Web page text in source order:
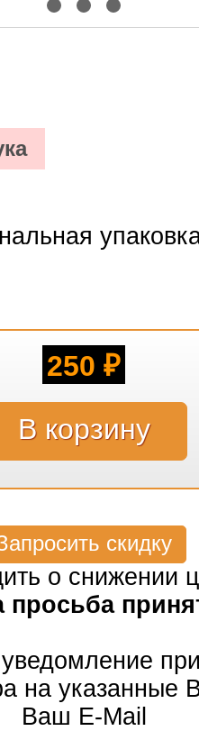
250 ₽
скидку
о снижении
просьба
на указанные
Ваш E-Mail